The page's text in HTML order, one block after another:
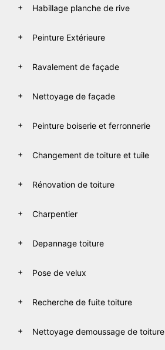
Habillage planche de rive
Peinture Extérieure
Ravalement de façade
Nettoyage de façade
Peinture boiserie et ferronnerie
Changement de toiture et tuile
Rénovation de toiture
Charpentier
Depannage toiture
Pose de velux
Recherche de fuite toiture
Nettoyage demoussage de toiture